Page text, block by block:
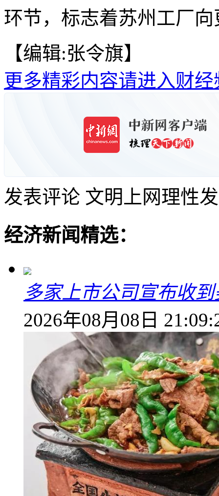
环节，标志着苏州工厂
【编辑:张令旗】
更多精彩内容请进入财经
发表评论 文明上网理性
经济新闻精选：
多家上市公司宣布收
2026年08月08日